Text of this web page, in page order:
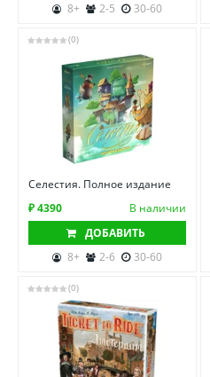
8+
2-5 30-60
(0)
Селестия. Полное издание
₽ 4390
В наличии
ДОБАВИТЬ
8+
2-6 30-60
(0)